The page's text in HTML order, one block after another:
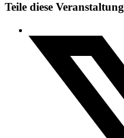
Teile diese Veranstaltung